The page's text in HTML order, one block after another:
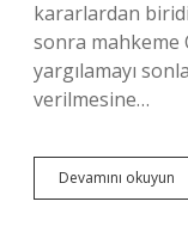
kararlardan
sonra mahkeme
yargılamayı
verilmesine…
Devamını okuyun